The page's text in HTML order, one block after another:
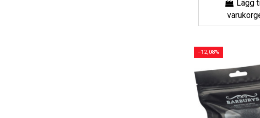
Lägg
−12,08%